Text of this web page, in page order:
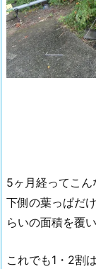
5ヶ月経ってこん
下側の葉っぱだ
らいの面積を覆
これでも1・2割